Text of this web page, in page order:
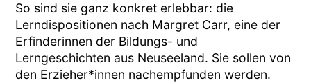
So sind sie ganz konkret erlebbar: die
Lerndispositionen nach Margret Carr, eine der
Erfinderinnen der Bildungs- und
Lerngeschichten aus Neuseeland. Sie sollen von
den Erzieher*innen nachempfunden werden.